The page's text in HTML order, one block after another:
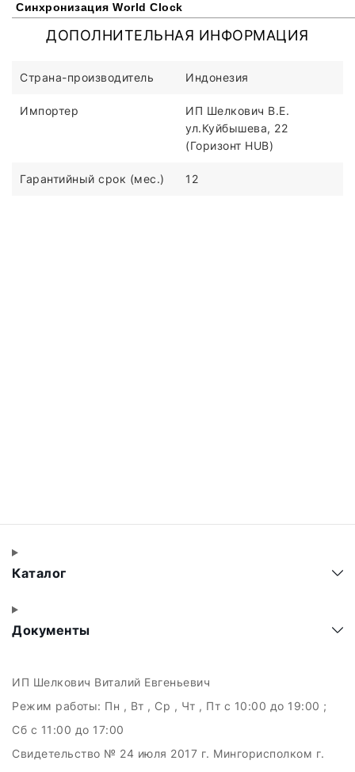
Синхронизация World Clock
ДОПОЛНИТЕЛЬНАЯ ИНФОРМАЦИЯ
Страна-производитель Индонезия
Импортер
ИП Шелкович В.Е.
ул.Куйбышева, 22
(Горизонт HUB)
Гарантийный срок (мес.) 12
Каталог
Документы
ИП Шелкович Виталий Евгеньевич
Режим работы: Пн , Вт , Ср , Чт , Пт c 10:00 до 19:00 ;
Сб c 11:00 до 17:00
Свидетельство № 24 июля 2017 г. Мингорисполком г.